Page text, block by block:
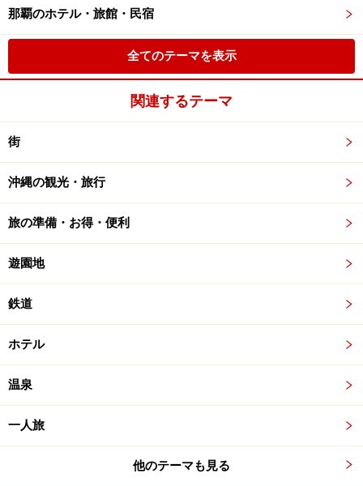
那覇のホテル・旅館・民宿
全てのテーマを表示
関連するテーマ
街
沖縄の観光・旅行
旅の準備・お得・便利
遊園地
鉄道
ホテル
温泉
一人旅
他のテーマも見る